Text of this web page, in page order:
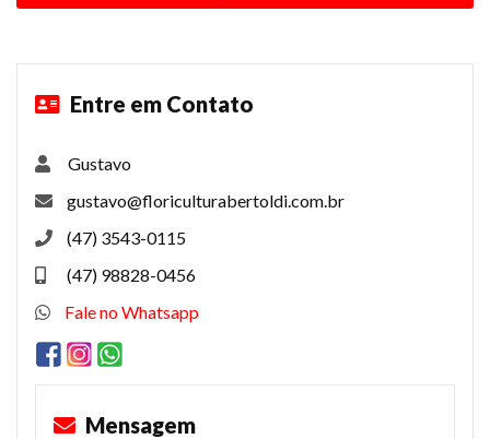
Entre em Contato
Gustavo
gustavo@floriculturabertoldi.com.br
(47) 3543-0115
(47) 98828-0456
Fale no Whatsapp
Mensagem